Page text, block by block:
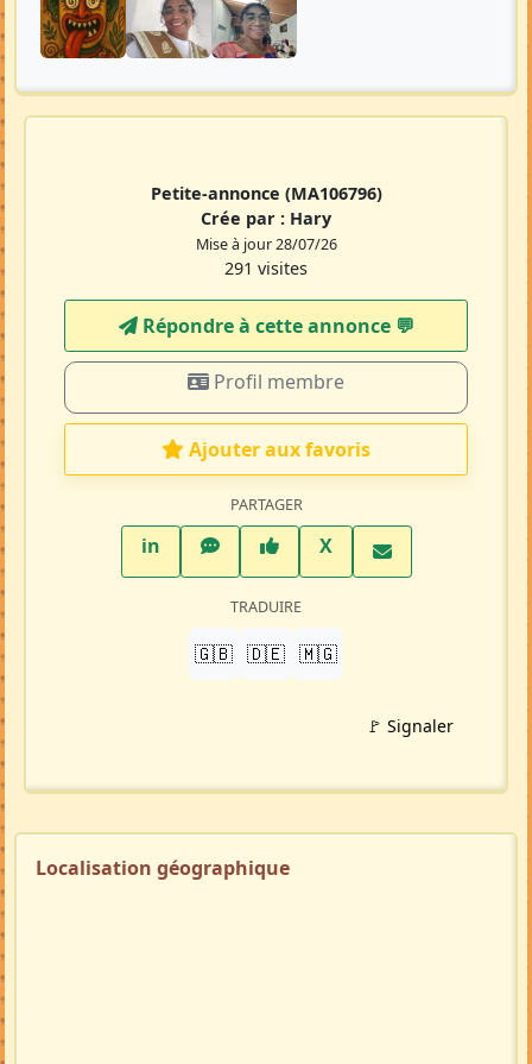
Petite-annonce (MA106796)
Crée par : Hary
Mise à jour 28/07/26
291 visites
Répondre à cette annonce 💬​
Profil membre
Ajouter aux favoris
PARTAGER
inLinkedInWhatsAppFacebook
XTwitter X
TRADUIRE
🇬🇧 🇩🇪 🇲🇬
🚩 Signaler
Localisation géographique